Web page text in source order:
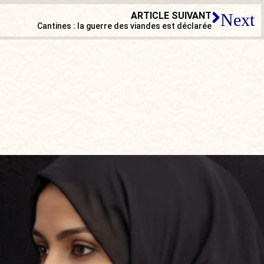
ARTICLE SUIVANT
Cantines : la guerre des viandes est déclarée Next